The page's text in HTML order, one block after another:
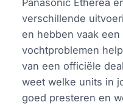
verschillende
en hebben vaak
vochtproblemen
van een officiële
weet welke units in
goed presteren en